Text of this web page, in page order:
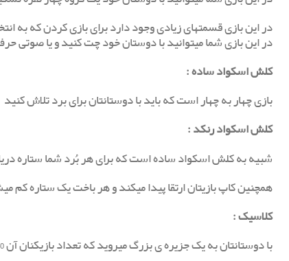
در این بازی قسمتهای زیادی وجود دارد برای بازی کردن که به
در این بازی شما میتوانید با دوستان خود چت کنید و یا صوتی
کلش اسکواد ساده:
بازی چهار به چهار است که باید با دوستانتان برای برد تلاش کنید
کلش اسکواد رنکد:
شبیه به کلش اسکواد ساده است که برای هر بُرد شما ستاره
همچنین کاپ بازیتان ارتقا پیدا میکند و هر باخت یک ستاره کم
کلاسیک:
با دوستانتان به یک جزیره ی بزرگ میروید که تعداد بازیکنان آن 50 نفر است و هر گروه چهار نفر هستند.